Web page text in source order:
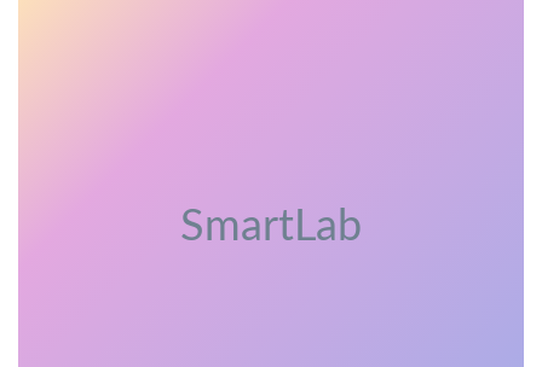
SmartLab